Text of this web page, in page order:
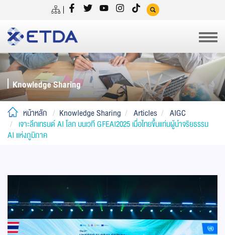
Knowledge Sharing
หน้าหลัก Knowledge Sharing Articles
AIGC
เจาะลึกเทรนด์ AI โลก บนเวที GFEAI2025 เมื่อไทยขึ้นแท่นผู้นำจริยธรรม
AI แห่งภูมิภาค